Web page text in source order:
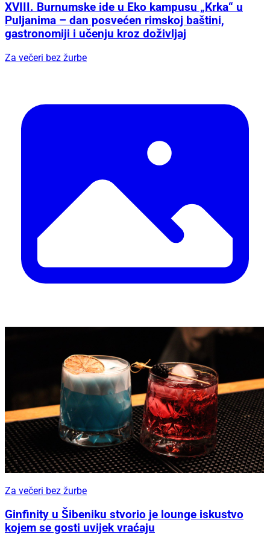
XVIII. Burnumske ide u Eko kampusu „Krka“ u
Puljanima – dan posvećen rimskoj baštini,
gastronomiji i učenju kroz doživljaj
Za večeri bez žurbe
Za večeri bez žurbe
Ginfinity u Šibeniku stvorio je lounge iskustvo
kojem se gosti uvijek vraćaju